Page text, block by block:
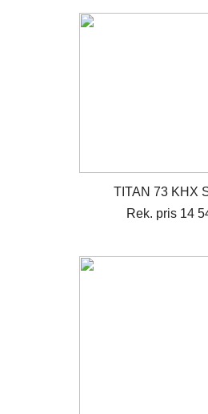
TITAN 73 KHX
Rek. pris 14